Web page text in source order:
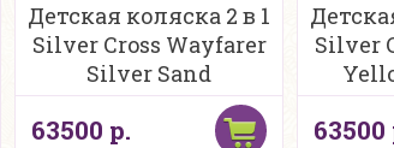
Детская коляска 2 в 1
Silver Cross Wayfarer
Silver Sand
63500 р.
Silver
63500